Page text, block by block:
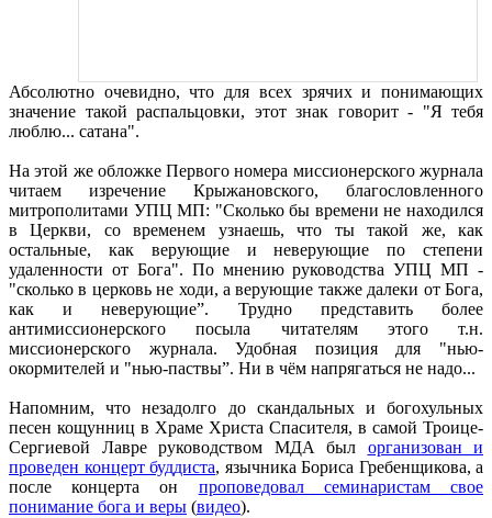
Абсолютно очевидно, что для всех зрячих и понимающих
значение такой распальцовки, этот знак говорит - "Я тебя
люблю... сатана".
На этой же обложке Первого номера миссионерского журнала
читаем изречение Крыжановского, благословленного
митрополитами УПЦ МП: "Сколько бы времени не находился
в Церкви, со временем узнаешь, что ты такой же, как
остальные, как верующие и неверующие по степени
удаленности от Бога". По мнению руководства УПЦ МП -
"сколько в церковь не ходи, а верующие также далеки от Бога,
как и неверующие”. Трудно представить более
антимиссионерского посыла читателям этого т.н.
миссионерского журнала. Удобная позиция для "нью-
окормителей и "нью-паствы”. Ни в чём напрягаться не надо...
Напомним, что незадолго до скандальных и богохульных
песен кощунниц в Храме Христа Спасителя, в самой Троице-
Сергиевой Лавре руководством МДА был организован и
проведен концерт буддиста, язычника Бориса Гребенщикова, а
после концерта он проповедовал семинаристам свое
понимание бога и веры (видео).